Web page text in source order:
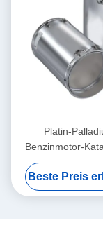
Platin-
Benzinmotor-
Auto erschöpfen
400cpsi
Beste Preis